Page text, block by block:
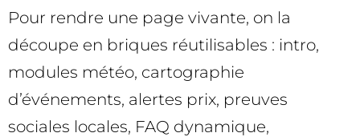
Pour rendre une page vivante, on la
découpe en briques réutilisables : intro,
modules météo, cartographie
d’événements, alertes prix, preuves
sociales locales, FAQ dynamique,